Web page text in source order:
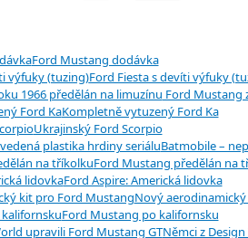
Ford Mustang dodávka
Ford Fiesta s devíti výfuky
Ford Mustang
Kompletně vytuzený Ford Ka
Ukrajinský Ford Scorpio
Batmobile –
Ford Mustang předělán na
Ford Aspire: Americká lidovka
Nový
Ford Mustang po kalifornsku
Němci z